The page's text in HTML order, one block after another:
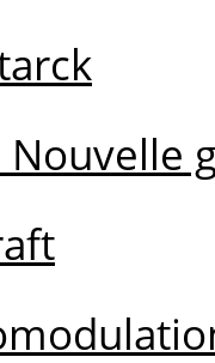
Nouvelle